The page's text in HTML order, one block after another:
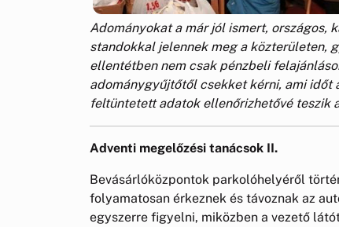
Adományokat a már jól ismert, országos,
standokkal jelennek meg a közterületen,
ellentétben nem csak pénzbeli
adománygyűjtőtől csekket kérni, ami időt
feltüntetett adatok ellenőrizhetővé teszik
Adventi megelőzési tanácsok II.
Bevásárlóközpontok parkolóhelyéről
folyamatosan érkeznek és távoznak az
egyszerre figyelni, miközben a vezető